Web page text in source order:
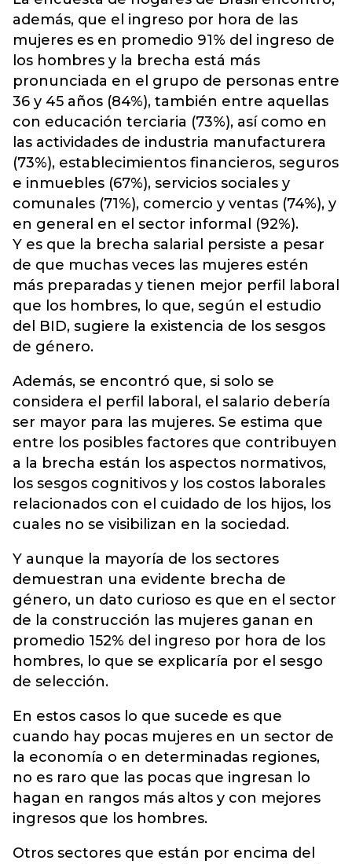
además, que el ingreso por hora de las
mujeres es en promedio 91% del ingreso de
los hombres y la brecha está más
pronunciada en el grupo de personas entre
36 y 45 años (84%), también entre aquellas
con educación terciaria (73%), así como en
las actividades de industria manufacturera
(73%), establecimientos financieros, seguros
e inmuebles (67%), servicios sociales y
comunales (71%), comercio y ventas (74%), y
en general en el sector informal (92%).
Y es que la brecha salarial persiste a pesar
de que muchas veces las mujeres estén
más preparadas y tienen mejor perfil laboral
que los hombres, lo que, según el estudio
del BID, sugiere la existencia de los sesgos
de género.
Además, se encontró que, si solo se
considera el perfil laboral, el salario debería
ser mayor para las mujeres. Se estima que
entre los posibles factores que contribuyen
a la brecha están los aspectos normativos,
los sesgos cognitivos y los costos laborales
relacionados con el cuidado de los hijos, los
cuales no se visibilizan en la sociedad.
Y aunque la mayoría de los sectores
demuestran una evidente brecha de
género, un dato curioso es que en el sector
de la construcción las mujeres ganan en
promedio 152% del ingreso por hora de los
hombres, lo que se explicaría por el sesgo
de selección.
En estos casos lo que sucede es que
cuando hay pocas mujeres en un sector de
la economía o en determinadas regiones,
no es raro que las pocas que ingresan lo
hagan en rangos más altos y con mejores
ingresos que los hombres.
Otros sectores que están por encima del